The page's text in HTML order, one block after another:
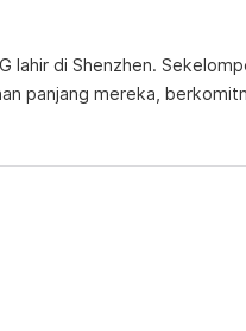
lahir di Shenzhen.
panjang mereka,